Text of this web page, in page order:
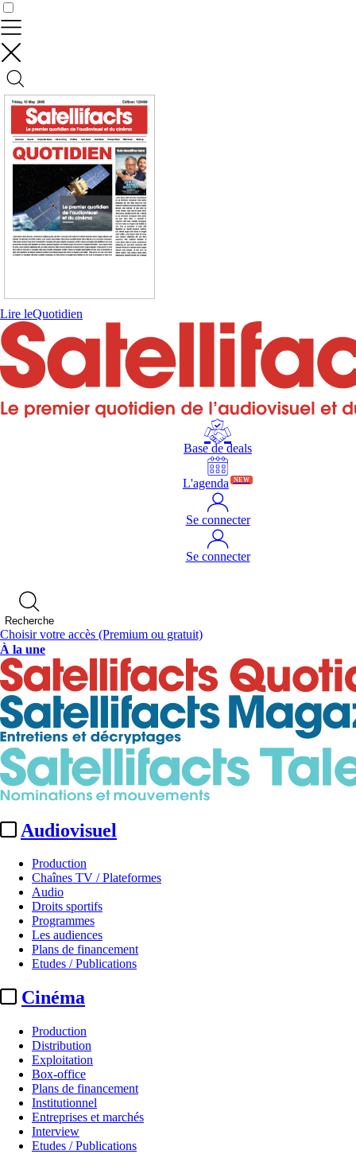
Lire leQuotidien
Base de deals
L'agenda NEW
Se connecter
Se connecter
Recherche
Choisir votre accès (Premium ou gratuit)
À la une
Audiovisuel
Production
Chaînes TV / Plateformes
Audio
Droits sportifs
Programmes
Les audiences
Plans de financement
Etudes / Publications
Cinéma
Production
Distribution
Exploitation
Box-office
Plans de financement
Institutionnel
Entreprises et marchés
Interview
Etudes / Publications
Contrôler vos données